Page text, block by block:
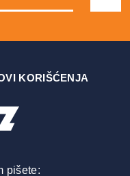
KORIŠĆENJA
pišete: